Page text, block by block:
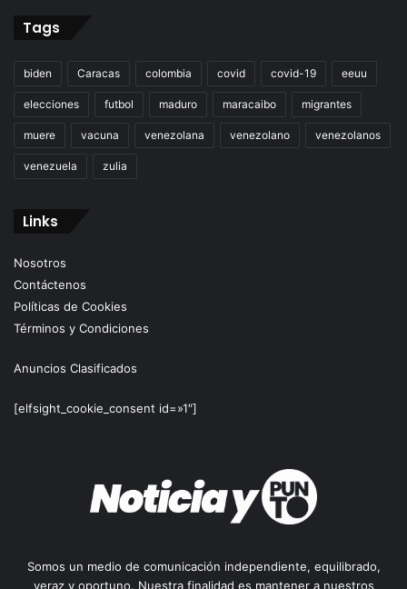
Tags
biden Caracas colombia covid covid-19 eeuu
elecciones futbol maduro maracaibo migrantes
muere vacuna venezolana venezolano venezolanos
venezuela zulia
Links
Nosotros
Contáctenos
Políticas de Cookies
Términos y Condiciones
Anuncios Clasificados
[elfsight_cookie_consent id=»1″]
Somos un medio de comunicación independiente, equilibrado,
veraz y oportuno. Nuestra finalidad es mantener a nuestros